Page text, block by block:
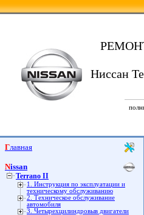
Ниссан
Главная
Nissan
Terrano II
1. Инструкция по эксплуатации и
техническому обслуживанию
2. Техническое обслуживание
автомобиля
3. Четырехцилиндровыв двигатели